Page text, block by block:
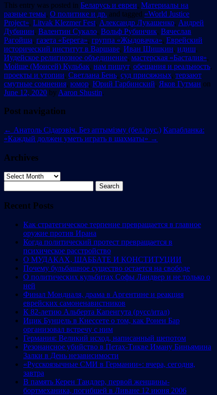
This entry was posted in Беларусь и евреи, Материалы на
разные темы, О политике и др. and tagged «World Justice
Project», Litvak Klezmer Fest, Александр Лукашенко, Андрей
Дубинин, Валентин Сукало, Вольф Рубинчик, Вячеслав
Рагойша, газета «Берега», группа «Жыдовачка», Еврейский
исторический институт в Варшаве, Иван Шишкин, идиш,
Иудейское религиозное объединение, мастерская «Басталия»,
Мойше (Моисей) Кульбак, нам пишут, обещания и реальность,
проекты и утопии, Светлана Бень, суд присяжных, терзают
смутные сомнения, юмор, Юрий Гарбинский, Яков Гутман on
June 12, 2020 by Aaron Shustin.
Post navigation
← Анатоль Сідарэвіч. Без аптымізму (бел./рус.) Капабланка:
«Каждый должен уметь играть в шахматы» →
Archives
Archives
for:
Recent Posts
Как стратегическое терпение превращается в главное
оружие против Ирана
Когда политический протест превращается в
психическое расстройство
О МУДАКАХ, ШАББАТЕ И КОНСТИТУЦИИ
Почему бульбашное существо остается на свободе
О политических кульбитах Софы Ландвер и не только о
ней
Финал Мондиаля, драма в Аргентине и реакция
еврейских самоненавистников
К 82-летию Альберта Капенгута (русс/итал)
Ицик Бунцель в Кнессете о том, как Ронен Бар
организовал встречу с ним
Германия: Великий исход, написанный шепотом
Резонансное убийство в Петах-Тикве Иману Биньямина
Залки в День независимости
«Русскоязычные СМИ в Германии»: вчера, сегодня,
завтра
В память Керен Тандлер, первой женщины-
бортмеханика, погибшей в Ливане 12 июня 2006